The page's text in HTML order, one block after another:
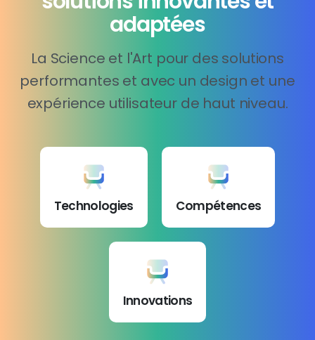
adaptées
La Science et l'Art pour des solutions
performantes et avec un design et une
expérience utilisateur de haut niveau.
Technologies Compétences
Innovations